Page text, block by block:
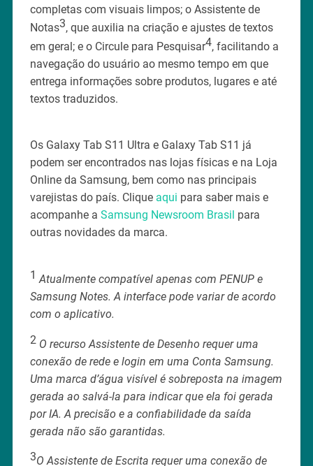
completas com visuais limpos; o Assistente de
Notas3, que auxilia na criação e ajustes de textos
em geral; e o Circule para Pesquisar4, facilitando a
navegação do usuário ao mesmo tempo em que
entrega informações sobre produtos, lugares e até
textos traduzidos.
Os Galaxy Tab S11 Ultra e Galaxy Tab S11 já
podem ser encontrados nas lojas físicas e na Loja
Online da Samsung, bem como nas principais
varejistas do país. Clique aqui para saber mais e
acompanhe a Samsung Newsroom Brasil para
outras novidades da marca.
1 Atualmente compatível apenas com PENUP e
Samsung Notes. A interface pode variar de acordo
com o aplicativo.
2O recurso Assistente de Desenho requer uma
conexão de rede e login em uma Conta Samsung.
Uma marca d’água visível é sobreposta na imagem
gerada ao salvá-la para indicar que ela foi gerada
por IA. A precisão e a confiabilidade da saída
gerada não são garantidas.
3O Assistente de Escrita requer uma conexão de